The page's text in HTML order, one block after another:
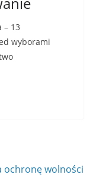
– 13
wyborami